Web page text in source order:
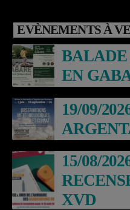
EVÈNEMENTS À
BALADE
EN
19/09/
15/08/
XVD